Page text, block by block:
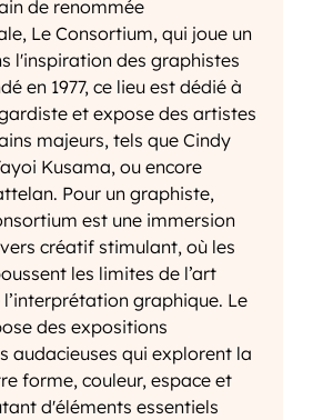
de renommée
Le Consortium, qui joue un
l'inspiration des graphistes
en 1977, ce lieu est dédié à
et expose des artistes
majeurs, tels que Cindy
Kusama, ou encore
Pour un graphiste,
est une immersion
créatif stimulant, où les
les limites de l’art
graphique. Le
des expositions
audacieuses qui explorent la
forme, couleur, espace et
d'éléments essentiels